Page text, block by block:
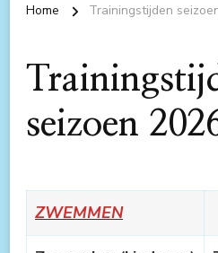
Home Trainingstijden
seizoen
ZWEMMEN